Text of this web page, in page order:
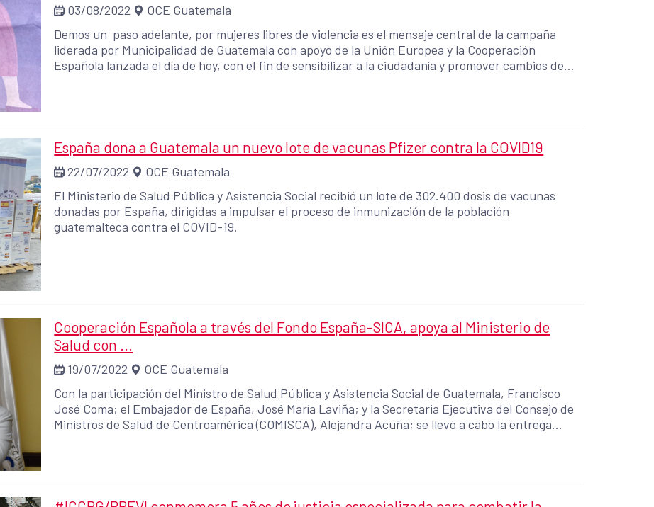
03/08/2022
OCE Guatemala
Demos un paso adelante, por mujeres libres de violencia es el mensaje central de la campaña
liderada por Municipalidad de Guatemala con apoyo de la Unión Europea y la Cooperación
Española lanzada el día de hoy, con el fin de sensibilizar a la ciudadanía y promover cambios de
España dona a Guatemala un nuevo lote de vacunas Pfizer contra la COVID19
22/07/2022
OCE Guatemala
El Ministerio de Salud Pública y Asistencia Social recibió un lote de 302.400 dosis de vacunas
donadas por España, dirigidas a impulsar el proceso de inmunización de la población
guatemalteca contra el COVID-19.
Cooperación Española a través del Fondo España-SICA, apoya al Ministerio de
Salud con ...
19/07/2022
OCE Guatemala
Con la participación del Ministro de Salud Pública y Asistencia Social de Guatemala, Francisco
José Coma; el Embajador de España, José María Laviña; y la Secretaria Ejecutiva del Consejo de
Ministros de Salud de Centroamérica (COMISCA), Alejandra Acuña; se llevó a cabo la entrega